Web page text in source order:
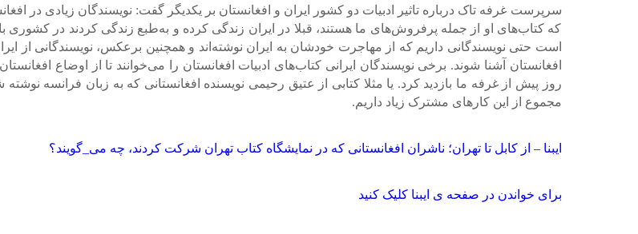
سرپرست غرفه تاک درباره تاثیر ادبیات دو کشور ایران و افغانستان بر یکدیگر گفت: نویسندگان زیادی در
که کتاب‌های او از جمله پرفروش‌های ما هستند، قبلا در ایران زندگی کرده و به‌طبع زندگی کردند در
است حتی نویسندگانی داریم که از مهاجرت خودشان به ایران نوشته‌اند و همچنین برعکس، نویسندگانی از
افغانستان آشنا شوند. برخی نویسندگان ایرانی کتاب‌های ادبیات افغانستان را می‌خوانند تا از اوضاع
روز پیش از غرفه ما بازدید کرد. یا مثلا کتابی از عتیق رحیمی نویسنده افغانستانی که به زبان فرانسه
مجموع از این کارهای مشترک زیاد داریم.
ایبنا – از کابل تا تهران؛ ناشران افغانستانی که در نمایشگاه کتاب تهران شرکت کردند، چه می_گویند؟
برای خواندن در صفحه ی ایبنا کلیک کنید